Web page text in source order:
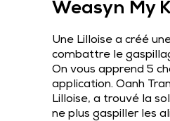
Weasyn My
Une Lilloise a créé
combattre le
On vous apprend 5
application. Oanh
Lilloise, a trouvé la
ne plus gaspiller les